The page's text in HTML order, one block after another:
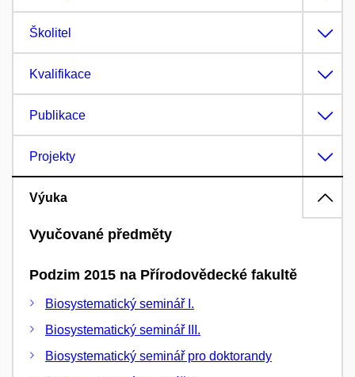
Školitel
Kvalifikace
Publikace
Projekty
Výuka
Vyučované předměty
Podzim 2015 na Přírodovědecké fakultě
Biosystematický seminář I.
Biosystematický seminář III.
Biosystematický seminář pro doktorandy